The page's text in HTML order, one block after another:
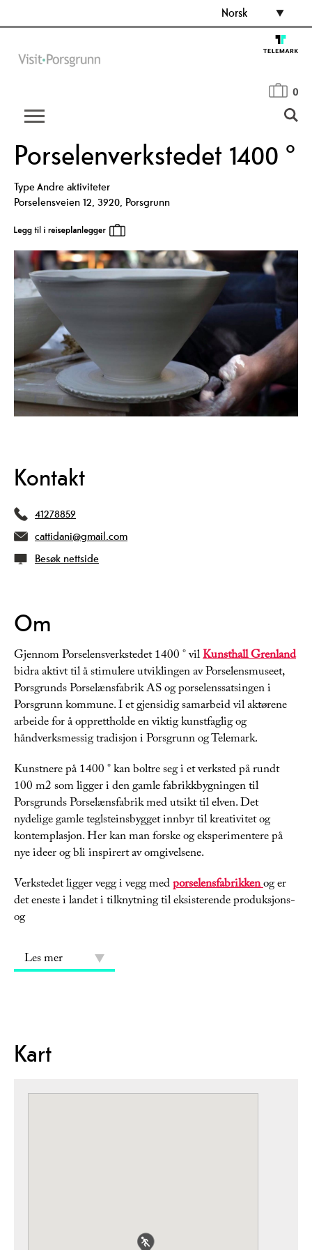
Norsk
0
Porselenverkstedet 1400 °
TypeAndre aktiviteter
Porselensveien 12, 3920, Porsgrunn
Kontakt
41278859
cattidani@gmail.com
Besøk nettside
Om
Gjennom Porselensverkstedet 1400 ° vilKunsthall Grenland
bidra aktivt til å stimulere utviklingen av Porselensmuseet,
Porsgrunds Porselænsfabrik AS og porselenssatsingen i
Porsgrunn kommune. I et gjensidig samarbeid vil aktørene
arbeide for å opprettholde en viktig kunstfaglig og
håndverksmessig tradisjon i Porsgrunn og Telemark.
Kunstnere på 1400 ° kan boltre seg i et verksted på rundt
100 m2 som ligger i den gamle fabrikkbygningen til
Porsgrunds Porselænsfabrik med utsikt til elven. Det
nydelige gamle teglsteinsbygget innbyr til kreativitet og
kontemplasjon. Her kan man forske og eksperimentere på
nye ideer og bli inspirert av omgivelsene.
Verkstedet ligger vegg i vegg medporselensfabrikkenog er
det eneste i landet i tilknytning til eksisterende produksjons-
og
Les mer
Kart